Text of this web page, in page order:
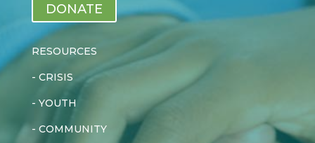
DONATE
RESOURCES
- CRISIS
- YOUTH
- COMMUNITY